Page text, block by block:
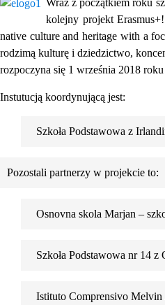
kolejny projekt
native culture and heritage with a
rodzimą kulturę i dziedzictwo,
rozpoczyna się 1 września 2018
Instutucją koordynującą jest:
Szkoła Podstawowa z
Pozostali partnerzy w projekcie to:
Osnovna skola Marjan –
Szkoła Podstawowa nr 14
Istituto Comprensivo Melvin